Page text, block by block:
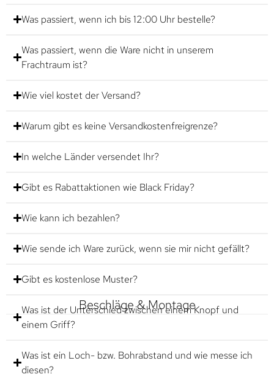
Was passiert, wenn ich bis 12:00 Uhr bestelle?
Was passiert, wenn die Ware nicht in unserem
Frachtraum ist?
Wie viel kostet der Versand?
Warum gibt es keine Versandkostenfreigrenze?
In welche Länder versendet Ihr?
Gibt es Rabattaktionen wie Black Friday?
Wie kann ich bezahlen?
Wie sende ich Ware zurück, wenn sie mir nicht gefällt?
Gibt es kostenlose Muster?
Beschläge & Montage
Was ist der Unterschied zwischen einem Knopf und
einem Griff?
Was ist ein Loch- bzw. Bohrabstand und wie messe ich
diesen?